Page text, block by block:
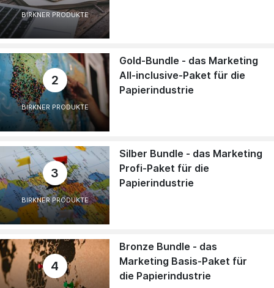
BIRKNER PRODUKTE
2
BIRKNER PRODUKTE
Gold-Bundle - das Marketing
All-inclusive-Paket für die
Papierindustrie
3
BIRKNER PRODUKTE
Silber Bundle - das Marketing
Profi-Paket für die
Papierindustrie
4
Bronze Bundle - das
Marketing Basis-Paket für
die Papierindustrie